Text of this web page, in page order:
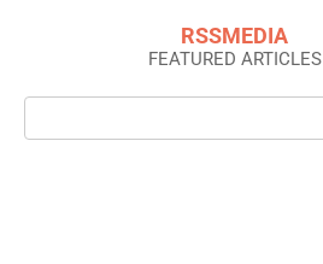
RSSMEDIA
FEATURED ARTICLES
Search: